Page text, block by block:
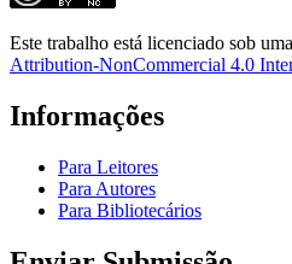
Este trabalho está licenciado sob
Attribution-NonCommercial 4.0
Informações
Para Leitores
Para Autores
Para Bibliotecários